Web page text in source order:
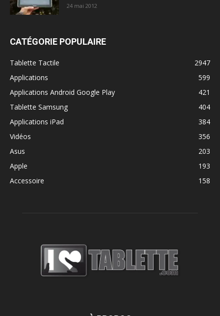
24 mai 2012
CATÉGORIE POPULAIRE
Tablette Tactile
2947
Applications
599
Applications Android Google Play
421
Tablette Samsung
404
Applications iPad
384
Vidéos
356
Asus
203
Apple
193
Accessoire
158